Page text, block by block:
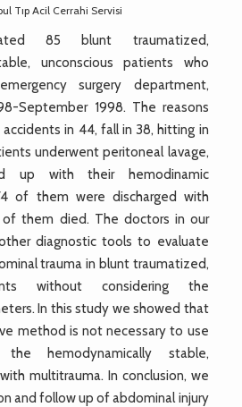
Tıp Acil Cerrahi Servisi
85 blunt traumatized,
unconscious patients who
surgery department,
September 1998. The reasons
in 44, fall in 38, hitting in
underwent peritoneal lavage,
up with their hemodinamic
of them were discharged with
of them died. The doctors in our
diagnostic tools to evaluate
trauma in blunt traumatized,
without considering the
In this study we showed that
method is not necessary to use
hemodynamically stable,
multitrauma. In conclusion, we
and follow up of abdominal injury